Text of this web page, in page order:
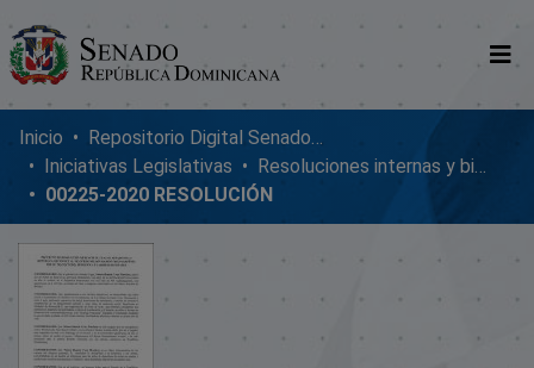
Comunidades
Glosario
Nosotros
Inicio
Repositorio Digital SenadoRD
Iniciativas Legislativas
Resoluciones internas y bicamerales
00225-2020 RESOLUCIÓN